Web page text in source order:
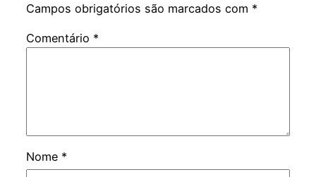
Campos obrigatórios são marcados com *
Comentário *
Nome *